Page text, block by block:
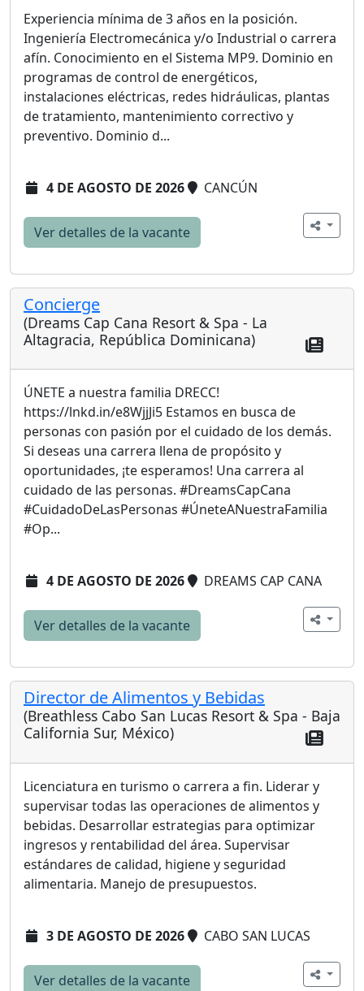
Experiencia mínima de 3 años en la posición.
Ingeniería Electromecánica y/o Industrial o carrera
afín. Conocimiento en el Sistema MP9. Dominio en
programas de control de energéticos,
instalaciones eléctricas, redes hidráulicas, plantas
de tratamiento, mantenimiento correctivo y
preventivo. Dominio d...
4 DE AGOSTO DE 2026 CANCÚN
Ver detalles de la vacante
Concierge
(Dreams Cap Cana Resort & Spa - La
Altagracia, República Dominicana)
ÚNETE a nuestra familia DRECC!
https://lnkd.in/e8WjjJi5 Estamos en busca de
personas con pasión por el cuidado de los demás.
Si deseas una carrera llena de propósito y
oportunidades, ¡te esperamos! Una carrera al
cuidado de las personas. #DreamsCapCana
#CuidadoDeLasPersonas #ÚneteANuestraFamilia
#Op...
4 DE AGOSTO DE 2026 DREAMS CAP CANA
Ver detalles de la vacante
Director de Alimentos y Bebidas
(Breathless Cabo San Lucas Resort & Spa - Baja
California Sur, México)
Licenciatura en turismo o carrera a fin. Liderar y
supervisar todas las operaciones de alimentos y
bebidas. Desarrollar estrategias para optimizar
ingresos y rentabilidad del área. Supervisar
estándares de calidad, higiene y seguridad
alimentaria. Manejo de presupuestos.
3 DE AGOSTO DE 2026 CABO SAN LUCAS
Ver detalles de la vacante